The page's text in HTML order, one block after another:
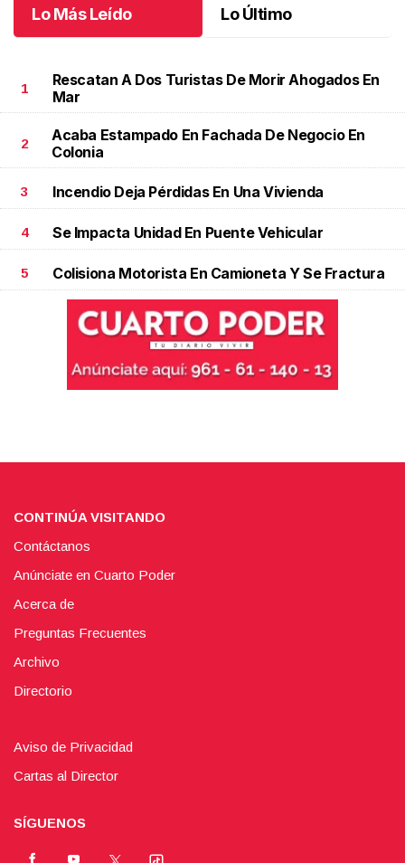
Lo Más Leído Lo Último
1
Rescatan A Dos Turistas De Morir Ahogados En
Mar
2
Acaba Estampado En Fachada De Negocio En
Colonia
3 Incendio Deja Pérdidas En Una Vivienda
4 Se Impacta Unidad En Puente Vehicular
5 Colisiona Motorista En Camioneta Y Se Fractura
CONTINÚA VISITANDO
Contáctanos
Anúnciate en Cuarto Poder
Acerca de
Preguntas Frecuentes
Archivo
Directorio
Aviso de Privacidad
Cartas al Director
SÍGUENOS